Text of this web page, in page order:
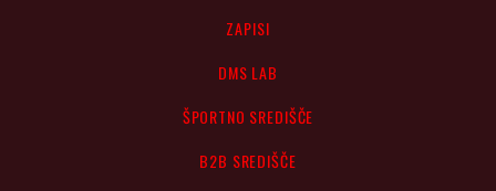
ZAPISI
DMS LAB
ŠPORTNO SREDIŠČE
B2B SREDIŠČE